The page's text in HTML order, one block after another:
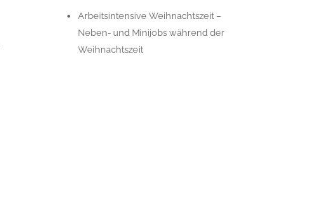
Arbeitsintensive Weihnachtszeit –
Neben- und Minijobs während der
Weihnachtszeit